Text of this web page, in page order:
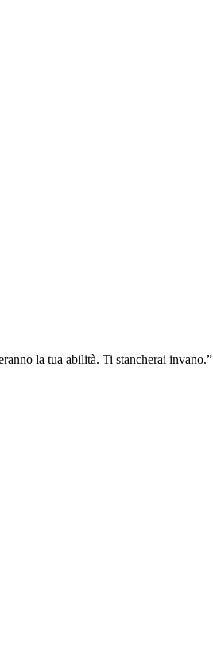
la tua abilità. Ti stancherai invano.”